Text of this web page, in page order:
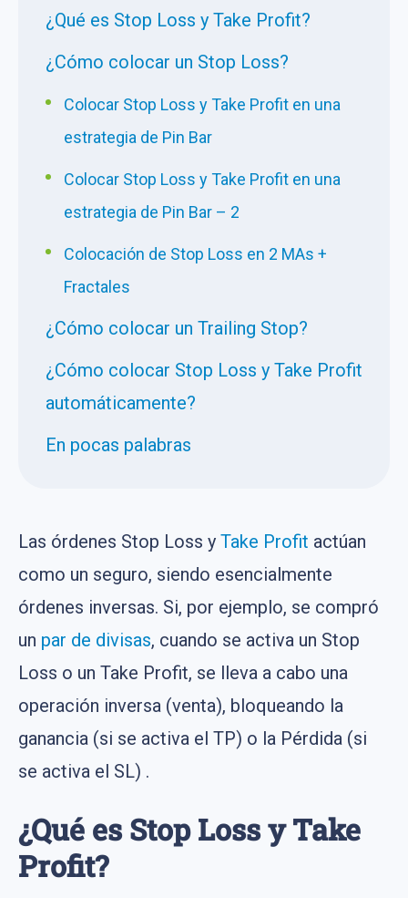
¿Qué es Stop Loss y Take Profit?
¿Cómo colocar un Stop Loss?
Colocar Stop Loss y Take Profit en una
estrategia de Pin Bar
Colocar Stop Loss y Take Profit en una
estrategia de Pin Bar – 2
Colocación de Stop Loss en 2 MAs +
Fractales
¿Cómo colocar un Trailing Stop?
¿Cómo colocar Stop Loss y Take Profit
automáticamente?
En pocas palabras
Las órdenes Stop Loss y Take Profit actúan
como un seguro, siendo esencialmente
órdenes inversas. Si, por ejemplo, se compró
un par de divisas, cuando se activa un Stop
Loss o un Take Profit, se lleva a cabo una
operación inversa (venta), bloqueando la
ganancia (si se activa el TP) o la Pérdida (si
se activa el SL) .
¿Qué es Stop Loss y Take
Profit?